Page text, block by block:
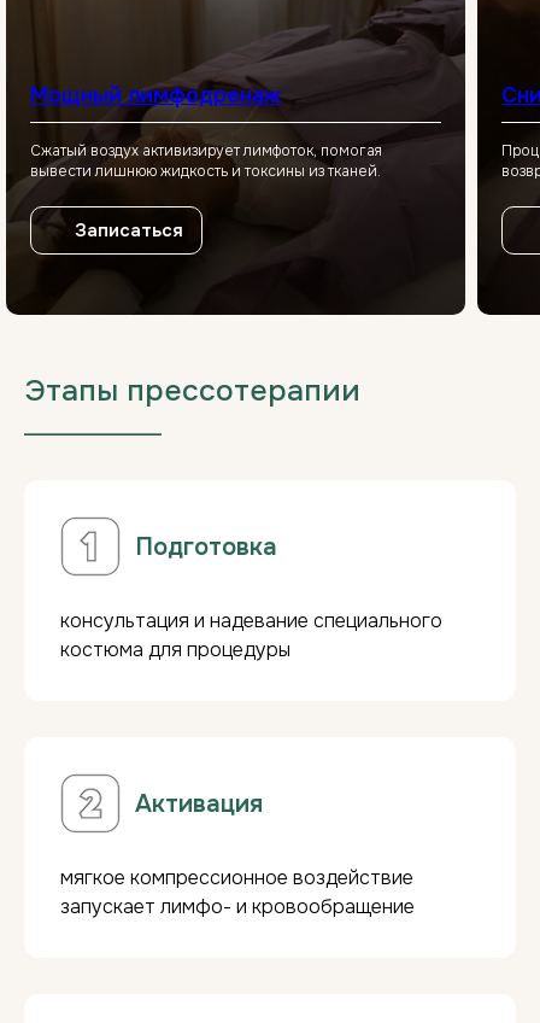
Мощный лимфодренаж
Сжатый воздух активизирует лимфоток, помогая
вывести лишнюю жидкость и токсины из тканей.
Записаться
Этапы прессотерапии
___________________
Подготовка
консультация и надевание специального
костюма для процедуры
Активация
мягкое компрессионное воздействие
запускает лимфо- и кровообращение
Прессотерапия-идеальный
подарок!